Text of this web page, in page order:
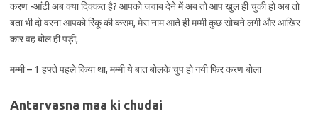
करण -आंटी अब क्या दिक्कत है? आपको जवाब देने में अब तो आप खुल ही चुकी हो अब तो
बता भी दो वरना आपको रिंकू की कसम, मेरा नाम आते ही मम्मी कुछ सोचने लगी और आखिर
कार वह बोल ही पड़ी,
मम्मी – 1 हफ्ते पहले किया था, मम्मी ये बात बोलके चुप हो गयी फिर करण बोला
Antarvasna maa ki chudai